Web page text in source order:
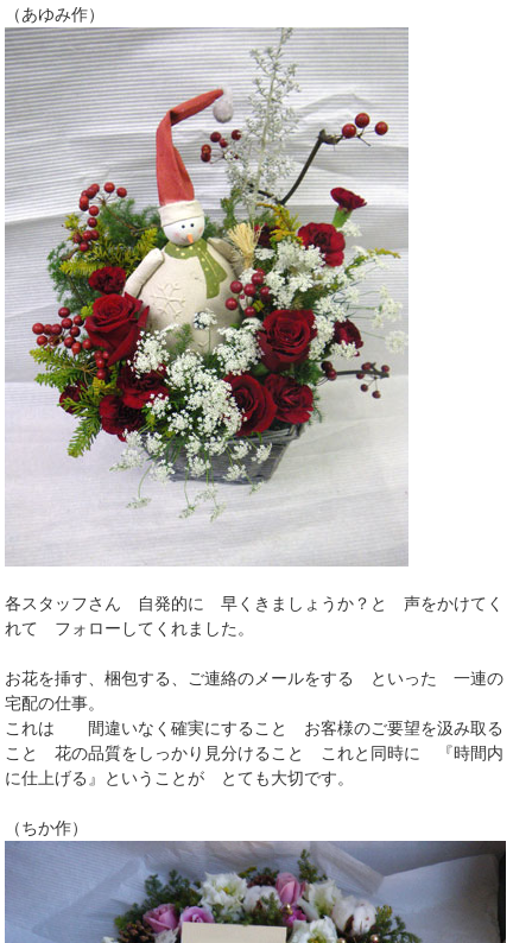
（あゆみ作）
各スタッフさん 自発的に 早くきましょうか？と 声をかけてく
れて フォローしてくれました。
お花を挿す、梱包する、ご連絡のメールをする といった 一連の
宅配の仕事。
これは 間違いなく確実にすること お客様のご要望を汲み取る
こと 花の品質をしっかり見分けること これと同時に 『時間内
に仕上げる』ということが とても大切です。
（ちか作）